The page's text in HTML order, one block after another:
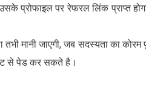
प्रोफाइल पर रेफरल लिंक प्राप्त
जाएगी, जब सदस्यता का कोरम
से पेड कर सकते है।